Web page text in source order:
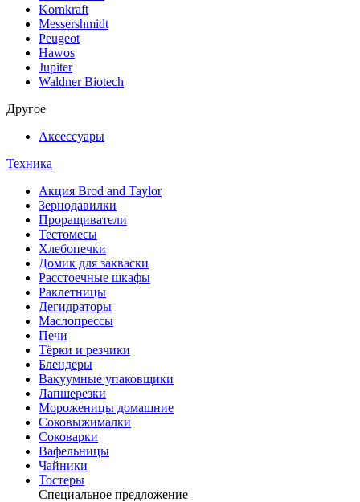
Kornkraft
Messershmidt
Peugeot
Hawos
Jupiter
Waldner Biotech
Другое
Аксессуары
Техника
Акция Brod and Taylor
Зернодавилки
Проращиватели
Тестомесы
Хлебопечки
Домик для закваски
Расстоечные шкафы
Раклетницы
Дегидраторы
Маслопрессы
Печи
Тёрки и резчики
Блендеры
Вакуумные упаковщики
Лапшерезки
Мороженицы домашние
Соковыжималки
Соковарки
Вафельницы
Чайники
Тостеры
Специальное предложение